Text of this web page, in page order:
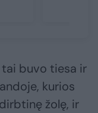
tai buvo tiesa ir
kurios
žolę, ir